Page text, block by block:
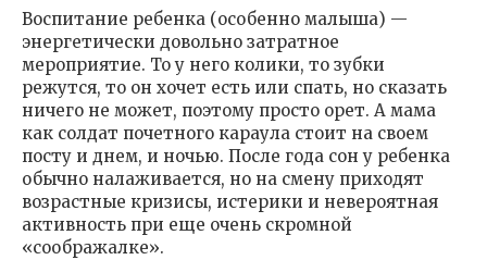
Воспитание ребенка (особенно малыша) —
энергетически довольно затратное
мероприятие. То у него колики, то зубки
режутся, то он хочет есть или спать, но сказать
ничего не может, поэтому просто орет. А мама
как солдат почетного караула стоит на своем
посту и днем, и ночью. После года сон у ребенка
обычно налаживается, но на смену приходят
возрастные кризисы, истерики и невероятная
активность при еще очень скромной
«соображалке».